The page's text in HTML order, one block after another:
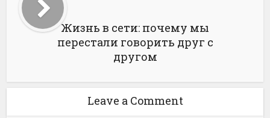
Жизнь в сети: почему мы
перестали говорить друг с
другом
Leave a Comment